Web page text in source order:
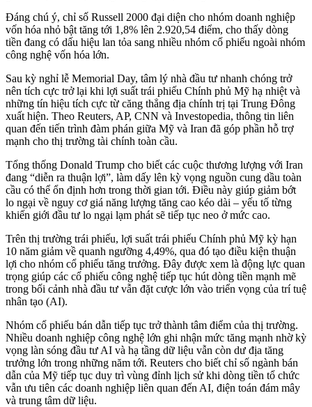
Đáng chú ý, chỉ số Russell 2000 đại diện cho nhóm doanh nghiệp
vốn hóa nhỏ bật tăng tới 1,8% lên 2.920,54 điểm, cho thấy dòng
tiền đang có dấu hiệu lan tỏa sang nhiều nhóm cổ phiếu ngoài nhóm
công nghệ vốn hóa lớn.
Sau kỳ nghỉ lễ Memorial Day, tâm lý nhà đầu tư nhanh chóng trở
nên tích cực trở lại khi lợi suất trái phiếu Chính phủ Mỹ hạ nhiệt và
những tín hiệu tích cực từ căng thẳng địa chính trị tại Trung Đông
xuất hiện. Theo Reuters, AP, CNN và Investopedia, thông tin liên
quan đến tiến trình đàm phán giữa Mỹ và Iran đã góp phần hỗ trợ
mạnh cho thị trường tài chính toàn cầu.
Tổng thống Donald Trump cho biết các cuộc thương lượng với Iran
đang “diễn ra thuận lợi”, làm dấy lên kỳ vọng nguồn cung dầu toàn
cầu có thể ổn định hơn trong thời gian tới. Điều này giúp giảm bớt
lo ngại về nguy cơ giá năng lượng tăng cao kéo dài – yếu tố từng
khiến giới đầu tư lo ngại lạm phát sẽ tiếp tục neo ở mức cao.
Trên thị trường trái phiếu, lợi suất trái phiếu Chính phủ Mỹ kỳ hạn
10 năm giảm về quanh ngưỡng 4,49%, qua đó tạo điều kiện thuận
lợi cho nhóm cổ phiếu tăng trưởng. Đây được xem là động lực quan
trọng giúp các cổ phiếu công nghệ tiếp tục hút dòng tiền mạnh mẽ
trong bối cảnh nhà đầu tư vẫn đặt cược lớn vào triển vọng của trí tuệ
nhân tạo (AI).
Nhóm cổ phiếu bán dẫn tiếp tục trở thành tâm điểm của thị trường.
Nhiều doanh nghiệp công nghệ lớn ghi nhận mức tăng mạnh nhờ kỳ
vọng làn sóng đầu tư AI và hạ tầng dữ liệu vẫn còn dư địa tăng
trưởng lớn trong những năm tới. Reuters cho biết chỉ số ngành bán
dẫn của Mỹ tiếp tục duy trì vùng đỉnh lịch sử khi dòng tiền tổ chức
vẫn ưu tiên các doanh nghiệp liên quan đến AI, điện toán đám mây
và trung tâm dữ liệu.